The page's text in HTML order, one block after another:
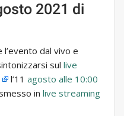
2021 di
dal vivo e
sul live
l’11 agosto alle 10:00
in live streaming